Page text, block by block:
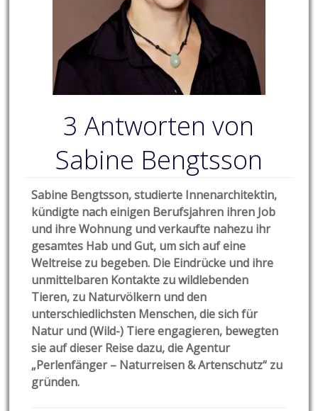
3 Antworten von
Sabine Bengtsson
Sabine Bengtsson, studierte Innenarchitektin,
kündigte nach einigen Berufsjahren ihren Job
und ihre Wohnung und verkaufte nahezu ihr
gesamtes Hab und Gut, um sich auf eine
Weltreise zu begeben. Die Eindrücke und ihre
unmittelbaren Kontakte zu wildlebenden
Tieren, zu Naturvölkern und den
unterschiedlichsten Menschen, die sich für
Natur und (Wild-) Tiere engagieren, bewegten
sie auf dieser Reise dazu, die Agentur
„Perlenfänger – Naturreisen & Artenschutz“ zu
gründen.